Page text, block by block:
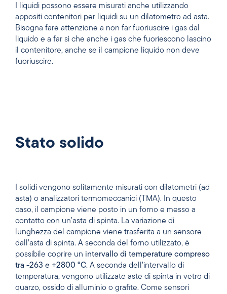
I liquidi possono essere misurati anche utilizzando
appositi contenitori per liquidi su un dilatometro ad asta.
Bisogna fare attenzione a non far fuoriuscire i gas dal
liquido e a far sì che anche i gas che fuoriescono lascino
il contenitore, anche se il campione liquido non deve
fuoriuscire.
Stato solido
I solidi vengono solitamente misurati con dilatometri (ad
asta) o analizzatori termomeccanici (TMA). In questo
caso, il campione viene posto in un forno e messo a
contatto con un’asta di spinta. La variazione di
lunghezza del campione viene trasferita a un sensore
dall’asta di spinta. A seconda del forno utilizzato, è
possibile coprire un intervallo di temperature compreso
tra -263 e +2800 °C. A seconda dell’intervallo di
temperatura, vengono utilizzate aste di spinta in vetro di
quarzo, ossido di alluminio o grafite. Come sensori